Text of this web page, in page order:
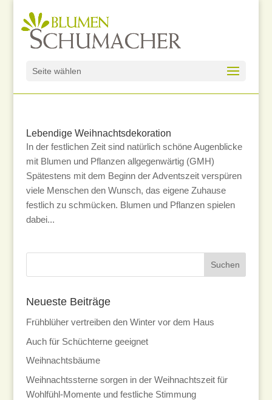
Seite wählen
Lebendige Weihnachtsdekoration
In der festlichen Zeit sind natürlich schöne Augenblicke
mit Blumen und Pflanzen allgegenwärtig (GMH)
Spätestens mit dem Beginn der Adventszeit verspüren
viele Menschen den Wunsch, das eigene Zuhause
festlich zu schmücken. Blumen und Pflanzen spielen
dabei...
Neueste Beiträge
Frühblüher vertreiben den Winter vor dem Haus
Auch für Schüchterne geeignet
Weihnachtsbäume
Weihnachtssterne sorgen in der Weihnachtszeit für
Wohlfühl-Momente und festliche Stimmung